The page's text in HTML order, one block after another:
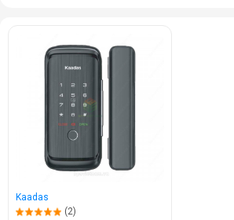
Kaadas
(2)